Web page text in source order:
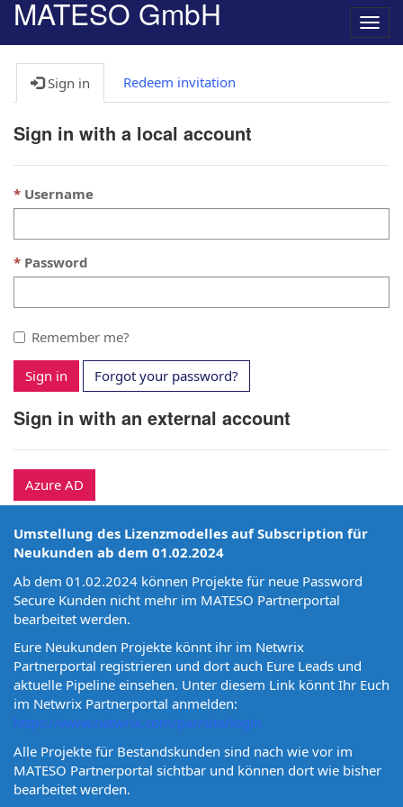
MATESO GmbH
Sign in Redeem invitation
Sign in with a local account
Username
Password
Remember me?
Sign in Forgot your password?
Sign in with an external account
Azure AD
Umstellung des Lizenzmodelles auf Subscription für
Neukunden ab dem 01.02.2024
Ab dem 01.02.2024 können Projekte für neue Password
Secure Kunden nicht mehr im MATESO Partnerportal
bearbeitet werden.
Eure Neukunden Projekte könnt ihr im Netwrix
Partnerportal registrieren und dort auch Eure Leads und
aktuelle Pipeline einsehen. Unter diesem Link könnt Ihr Euch
im Netwrix Partnerportal anmelden:
https://www.netwrix.com/par/site/login
Alle Projekte für Bestandskunden sind nach wie vor im
MATESO Partnerportal sichtbar und können dort wie bisher
bearbeitet werden.